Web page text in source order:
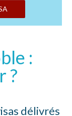
:
?
délivrés